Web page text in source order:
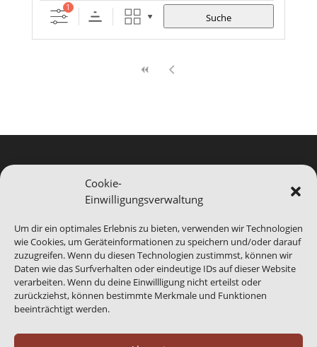
Cookie-
Einwilligungsverwaltung
Um dir ein optimales Erlebnis zu bieten, verwenden wir Technologien
wie Cookies, um Geräteinformationen zu speichern und/oder darauf
zuzugreifen. Wenn du diesen Technologien zustimmst, können wir
Daten wie das Surfverhalten oder eindeutige IDs auf dieser Website
verarbeiten. Wenn du deine Einwillligung nicht erteilst oder
zurückziehst, können bestimmte Merkmale und Funktionen
beeinträchtigt werden.
1
Suche
Bei Blomberg24.de handelt es sich um ein Service-
Produkt von Blomberg Medien. Wir sind bei der
Abbildung von Veranstaltungen auf die
Informationen Dritter angewiesen, gerade das
benannte Ende eines Events kann abweichen.Daher
sind generell alle Angaben ohne Gewähr.